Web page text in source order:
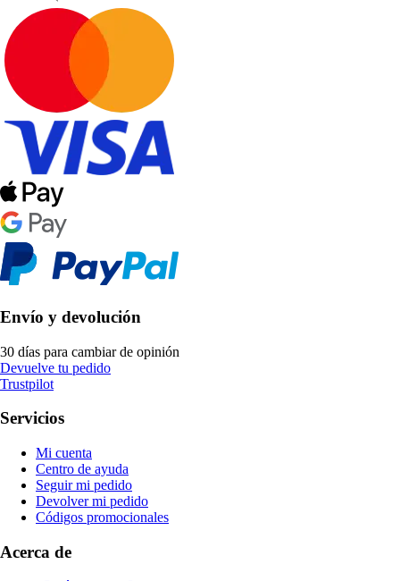
Envío y devolución
30 días para cambiar de opinión
Devuelve tu pedido
Trustpilot
Servicios
Mi cuenta
Centro de ayuda
Seguir mi pedido
Devolver mi pedido
Códigos promocionales
Acerca de